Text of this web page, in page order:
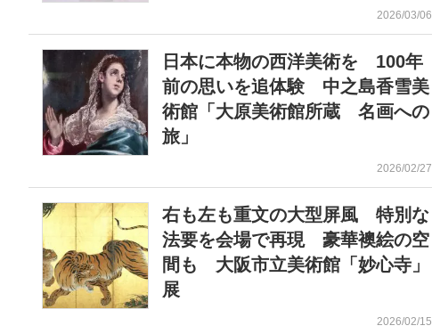
2026/03/06
日本に本物の西洋美術を 100年
前の思いを追体験 中之島香雪美
術館「大原美術館所蔵 名画への
旅」
2026/02/27
右も左も重文の大型屏風 特別な
法要を会場で再現 豪華襖絵の空
間も 大阪市立美術館「妙心寺」
展
2026/02/15